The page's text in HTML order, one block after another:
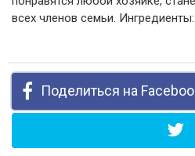
всех членов семьи.
Поделиться на